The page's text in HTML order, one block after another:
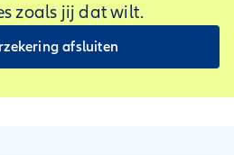
zoals jij dat wilt.
afsluiten